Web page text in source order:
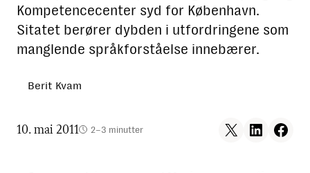
Kompetencecenter syd for København.
Sitatet berører dybden i utfordringene som
manglende språkforståelse innebærer.
Berit Kvam
10. mai 2011 2–3 minutter Share on X Share on LinkedIn
Share on